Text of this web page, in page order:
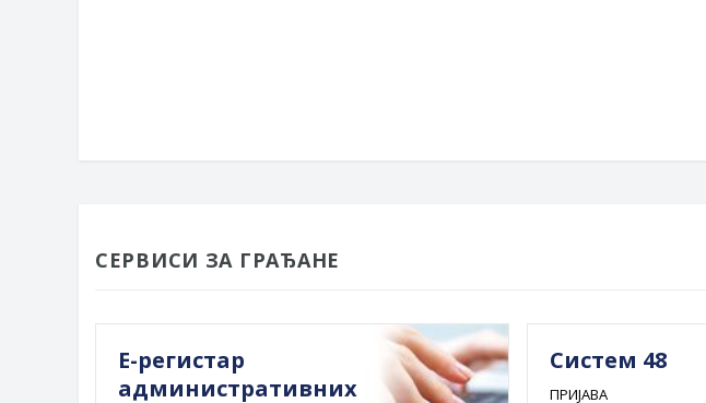
СЕРВИСИ ЗА ГРАЂАНЕ
Е-регистар
административних
Систем 48
ПРИЈАВА